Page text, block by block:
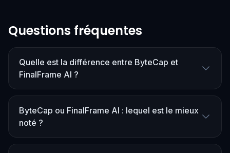
Questions fréquentes
Quelle est la différence entre ByteCap et
FinalFrame AI ?
ByteCap ou FinalFrame AI : lequel est le mieux
noté ?